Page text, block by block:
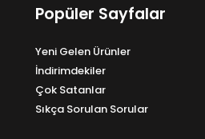
Popüler Sayfalar
Yeni Gelen Ürünler
İndirimdekiler
Çok Satanlar
Sıkça Sorulan Sorular